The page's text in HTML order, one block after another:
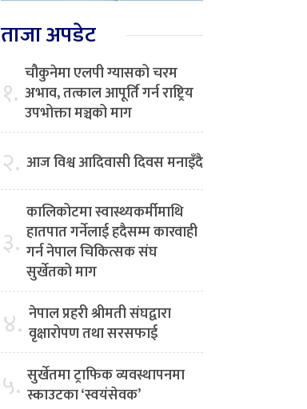
ताजा अपडेट
१. चौकुनेमा एलपी ग्यासको चरम
अभाव, तत्काल आपूर्ति गर्न राष्ट्रिय
उपभोक्ता मञ्चको माग
२. आज विश्व आदिवासी दिवस मनाइँदै
३.
कालिकोटमा स्वास्थ्यकर्मीमाथि
हातपात गर्नेलाई हदैसम्म कारवाही
गर्न नेपाल चिकित्सक संघ
सुर्खेतको माग
४. नेपाल प्रहरी श्रीमती संघद्वारा
वृक्षारोपण तथा सरसफाई
५. सुर्खेतमा ट्राफिक व्यवस्थापनमा
स्काउटका ‘स्वयंसेवक’